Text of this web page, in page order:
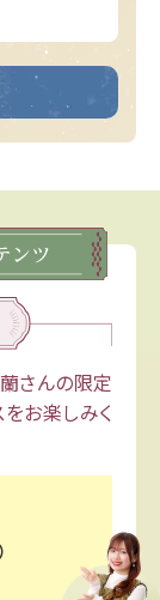
さんの限定
お楽しみく